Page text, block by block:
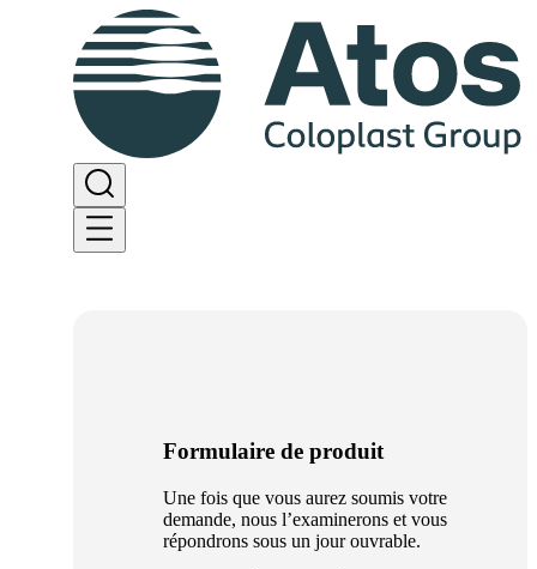
Formulaire de produit
Une fois que vous aurez soumis votre
demande, nous l’examinerons et vous
répondrons sous un jour ouvrable.